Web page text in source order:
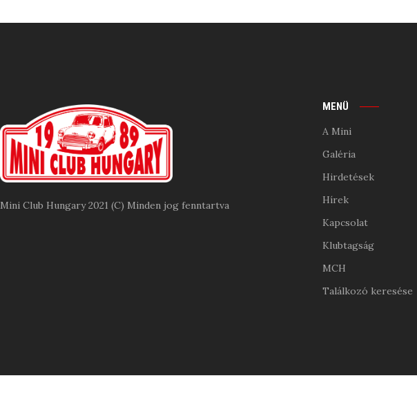
Mini Club Hungary 2021 (C) Minden jog fenntartva
MENÜ
A Mini
Galéria
Hirdetések
Hírek
Kapcsolat
Klubtagság
MCH
Találkozó keresése